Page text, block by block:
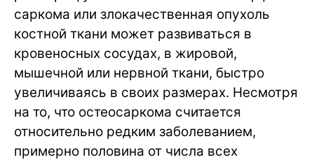
саркома или злокачественная опухоль
костной ткани может развиваться в
кровеносных сосудах, в жировой,
мышечной или нервной ткани, быстро
увеличиваясь в своих размерах. Несмотря
на то, что остеосаркома считается
относительно редким заболеванием,
примерно половина от числа всех